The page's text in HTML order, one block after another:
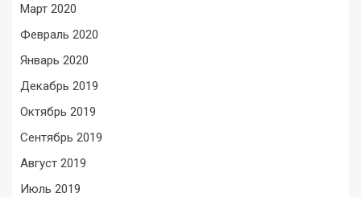
Март 2020
Февраль 2020
Январь 2020
Декабрь 2019
Октябрь 2019
Сентябрь 2019
Август 2019
Июль 2019